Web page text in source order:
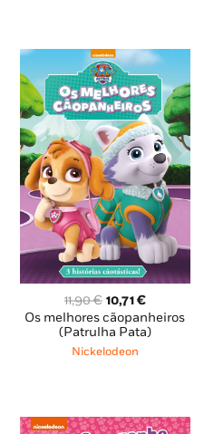
11,90€ O
preço
original
era:
10,71€O
preço
atual
Os melhores cãopanheiros
(Patrulha Pata)
Nickelodeon